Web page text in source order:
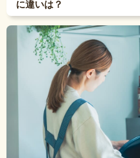
に違いは？